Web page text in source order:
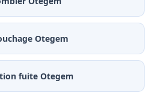
Otegem
fuite Otegem